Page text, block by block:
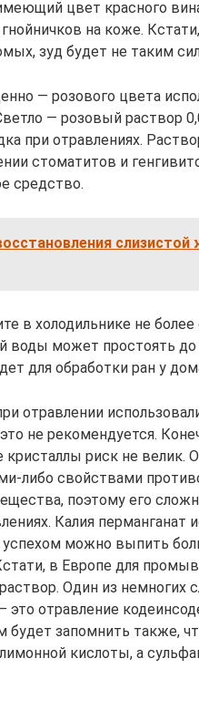
цвет красного
на коже.
зуд будет не таким
— розового цвета
— розовый раствор
при отравлениях.
стоматитов и
средство.
слизистой
в холодильнике не
воды может простоять
для обработки ран у
отравлении
не рекомендуется.
риск не велик.
либо свойствами
поэтому его
Калия перманганат
можно выпить
в Европе для
Один из немногих
это отравление
запомнить также,
кислоты, а